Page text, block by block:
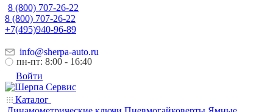
8 (800) 707-26-22
8 (800) 707-26-22
+7(495)940-96-89
info@sherpa-auto.ru
пн-пт: 8:00 - 16:40
Войти
Каталог